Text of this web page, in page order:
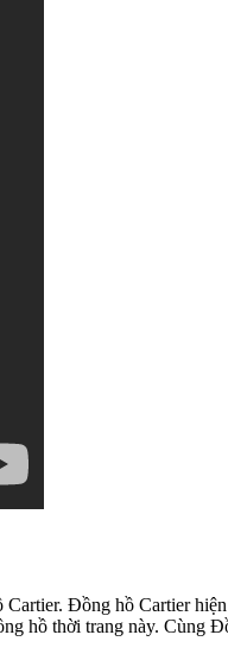
Đồng hồ Cartier
hồ thời trang này. Cùng